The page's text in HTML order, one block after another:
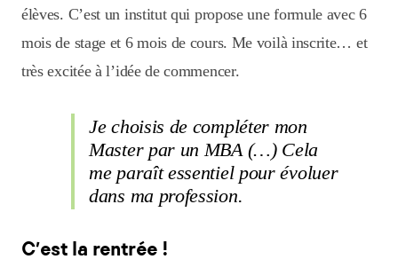
élèves. C’est un institut qui propose une formule avec 6
mois de stage et 6 mois de cours. Me voilà inscrite… et
très excitée à l’idée de commencer.
Je choisis de compléter mon
Master par un MBA (…) Cela
me paraît essentiel pour évoluer
dans ma profession.
C’est la rentrée !